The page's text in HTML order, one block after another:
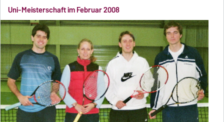
Uni-Meisterschaft im Februar 2008